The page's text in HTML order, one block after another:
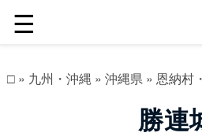
☰
□ » 九州・沖縄 » 沖縄県 » 恩納村
勝連